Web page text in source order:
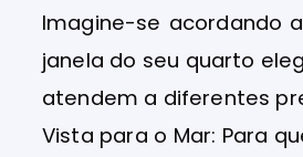
Imagine-se acordando
janela do seu quarto
atendem a diferentes
Vista para o Mar: Para